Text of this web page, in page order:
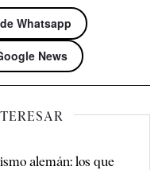
Whatsapp
News
alemán: los que